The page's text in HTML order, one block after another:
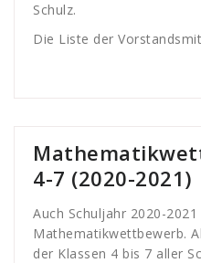
Schulz.
Die Liste der
4-7 (2020-2021)
Auch Schuljahr 2020-
Mathematikwettbewerb.
der Klassen 4 bis 7 aller